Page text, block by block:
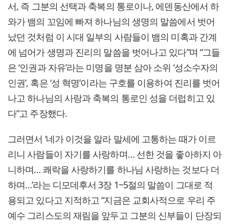
서, 즉 그분의 선택과 축복의 통로이나, 에덴동산에서 하
와가 뱀의 꼬임에 빠져 하나님의 생명의 말씀에서 벗어
났던 것처럼 이 시대 일부의 사람들이 뱀의 미혹과 간계
에 넘어가 생명과 진리의 말씀을 벗어나고 있다”며 “그들
은 ‘인권과 자유’라는 미명을 명분 삼아 소위 ‘성소수자의
인권’, 혹은 ‘성 혁명’이라는 구호를 이용하여 진리를 벗어
나고 하나님의 사랑과 축복의 통로인 성을 더럽히고 있
다”고 주장했다.
그러면서 ‘네가 이것을 알라 말세에 고통하는 때가 이르
리니 사람들이 자기를 사랑하며… 선한 것을 좋아하지 아
니하며… 쾌락을 사랑하기를 하나님 사랑하는 것보다 더
하며…’라는 디모데후서 3장 1~5절의 말씀이 그대로 적
용되고 있다고 지적하고 “지금은 교회사적으로 우리 주
예수 그리스도의 재림을 앞두고 그분의 신부들이 단장되